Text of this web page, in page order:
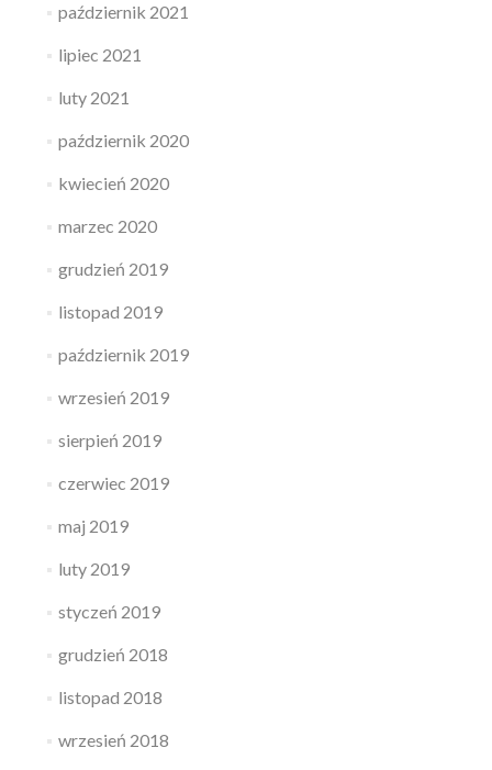
październik 2021
lipiec 2021
luty 2021
październik 2020
kwiecień 2020
marzec 2020
grudzień 2019
listopad 2019
październik 2019
wrzesień 2019
sierpień 2019
czerwiec 2019
maj 2019
luty 2019
styczeń 2019
grudzień 2018
listopad 2018
wrzesień 2018